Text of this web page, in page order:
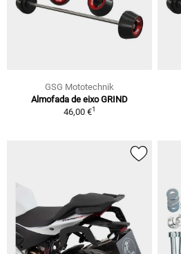
GSG Mototechnik
Almofada de eixo GRIND
46,00 €1